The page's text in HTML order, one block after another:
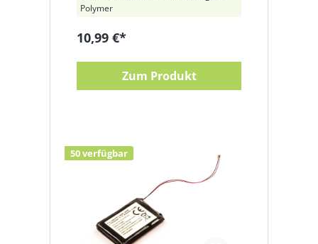
Polymer
10,99 €*
Zum Produkt
50 verfügbar